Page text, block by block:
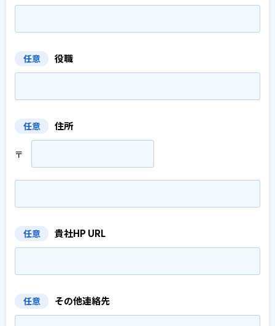
任意 役職
任意 住所
〒
任意 貴社HP URL
任意 その他連絡先